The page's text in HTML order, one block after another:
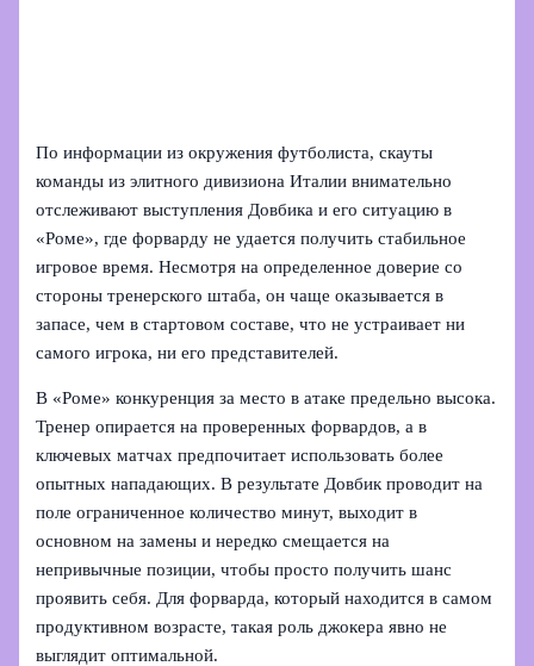
По информации из окружения футболиста, скауты
команды из элитного дивизиона Италии внимательно
отслеживают выступления Довбика и его ситуацию в
«Роме», где форварду не удается получить стабильное
игровое время. Несмотря на определенное доверие со
стороны тренерского штаба, он чаще оказывается в
запасе, чем в стартовом составе, что не устраивает ни
самого игрока, ни его представителей.
В «Роме» конкуренция за место в атаке предельно высока.
Тренер опирается на проверенных форвардов, а в
ключевых матчах предпочитает использовать более
опытных нападающих. В результате Довбик проводит на
поле ограниченное количество минут, выходит в
основном на замены и нередко смещается на
непривычные позиции, чтобы просто получить шанс
проявить себя. Для форварда, который находится в самом
продуктивном возрасте, такая роль джокера явно не
выглядит оптимальной.